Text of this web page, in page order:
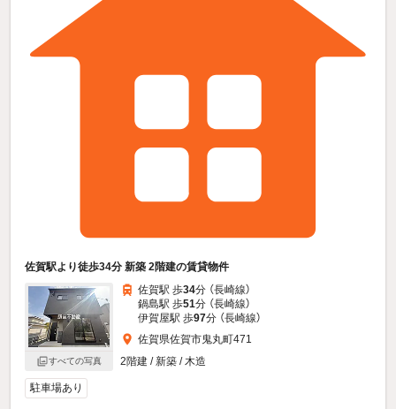
佐賀駅より徒歩34分 新築 2階建の賃貸物件
すべての写真
佐賀駅 歩34分 （長崎線）
鍋島駅 歩51分 （長崎線）
伊賀屋駅 歩97分 （長崎線）
佐賀県佐賀市鬼丸町471
2階建 / 新築 / 木造
駐車場あり